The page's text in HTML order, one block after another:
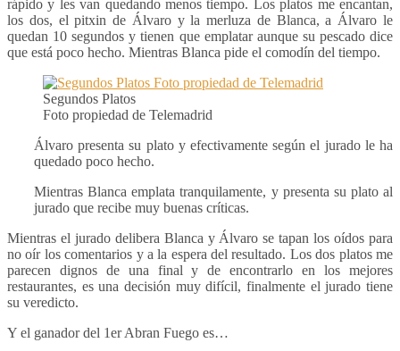
rápido y les van quedando menos tiempo. Los platos me encantan,
los dos, el pitxin de Álvaro y la merluza de Blanca, a Álvaro le
quedan 10 segundos y tienen que emplatar aunque su pescado dice
que está poco hecho. Mientras Blanca pide el comodín del tiempo.
Segundos Platos
Foto propiedad de Telemadrid
Álvaro presenta su plato y efectivamente según el jurado le ha
quedado poco hecho.
Mientras Blanca emplata tranquilamente, y presenta su plato al
jurado que recibe muy buenas críticas.
Mientras el jurado delibera Blanca y Álvaro se tapan los oídos para
no oír los comentarios y a la espera del resultado. Los dos platos me
parecen dignos de una final y de encontrarlo en los mejores
restaurantes, es una decisión muy difícil, finalmente el jurado tiene
su veredicto.
Y el ganador del 1er Abran Fuego es…